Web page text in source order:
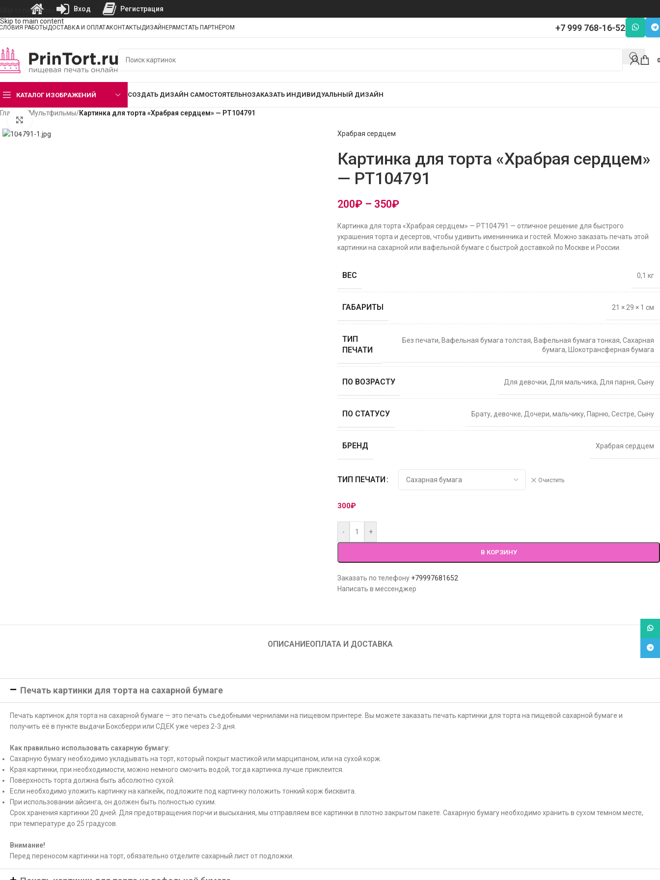
Skip to navigation
Skip to main content
РАБОТЫ ДОСТАВКА И ОПЛАТАКОНТАКТЫ ДИЗАЙНЕРАМСТАТЬ ПАРТНЁРОМ +7 999 768-16-52
0
КАТАЛОГ ИЗОБРАЖЕНИЙ СОЗДАТЬ ДИЗАЙН САМОСТОЯТЕЛЬНОЗАКАЗАТЬ ИНДИВИДУАЛЬНЫЙ ДИЗАЙН
Главная /Мультфильмы/Картинка для торта «Храбрая сердцем» — PT104791
Храбрая сердцем
Картинка для торта «Храбрая сердцем»
— PT104791
200₽ – 350₽
Картинка для торта «Храбрая сердцем» — PT104791 — отличное решение для быстрого
украшения торта и десертов, чтобы удивить именинника и гостей. Можно заказать печать этой
картинки на сахарной или вафельной бумаге с быстрой доставкой по Москве и России.
ВЕС 0,1 кг
ГАБАРИТЫ 21 × 29 × 1 см
ТИП
ПЕЧАТИ
Без печати, Вафельная бумага толстая, Вафельная бумага тонкая, Сахарная
бумага, Шокотрансферная бумага
ПО ВОЗРАСТУ Для девочки, Для мальчика, Для парня, Сыну
ПО СТАТУСУ Брату, девочке, Дочери, мальчику, Парню, Сестре, Сыну
БРЕНД Храбрая сердцем
ТИП ПЕЧАТИ Очистить
300₽
- +
В КОРЗИНУ
Заказать по телефону +79997681652
Написать в мессенджер
ОПИСАНИЕОПЛАТА И ДОСТАВКА
Печать картинки для торта на сахарной бумаге
Печать картинок для торта на сахарной бумаге — это печать съедобными чернилами на пищевом принтере. Вы можете заказать печать картинки для торта на пищевой сахарной бумаге и
получить её в пункте выдачи Боксберри или СДЕК уже через 2-3 дня.
Как правильно использовать сахарную бумагу:
Сахарную бумагу необходимо укладывать на торт, который покрыт мастикой или марципаном, или на сухой корж.
Края картинки, при необходимости, можно немного смочить водой, тогда картинка лучше приклеится.
Поверхность торта должна быть абсолютно сухой.
Если необходимо уложить картинку на капкейк, подложите под картинку положить тонкий корж бисквита.
При использовании айсинга, он должен быть полностью сухим.
Срок хранения картинки 20 дней. Для предотвращения порчи и высыхания, мы отправляем все картинки в плотно закрытом пакете. Сахарную бумагу необходимо хранить в сухом темном месте,
при температуре до 25 градусов.
Внимание!
Перед переносом картинки на торт, обязательно отделите сахарный лист от подложки.
Вход Регистрация